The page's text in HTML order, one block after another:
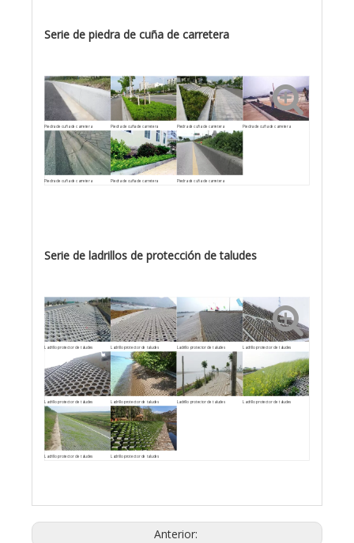
Serie de piedra de cuña de carretera
Piedra de cuña de carretera Piedra de cuña de carretera Piedra de cuña de carretera Piedra de cuña de carretera
Piedra de cuña de carretera Piedra de cuña de carretera Piedra de cuña de carretera
Serie de ladrillos de protección de taludes
Ladrillo protector de taludes Ladrillo protector de taludes Ladrillo protector de taludes Ladrillo protector de taludes
Ladrillo protector de taludes Ladrillo protector de taludes Ladrillo protector de taludes Ladrillo protector de taludes
Ladrillo protector de taludes Ladrillo protector de taludes
Anterior: